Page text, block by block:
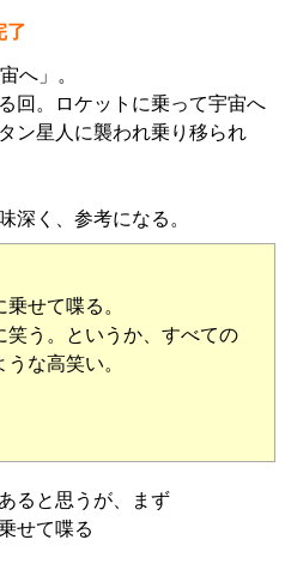
了
へ」。
回。ロケットに乗って宇宙へ
ン星人に襲われ乗り移られ
深く、参考になる。
せて喋る。
笑う。というか、すべての
な高笑い。
ると思うが、まず
せて喋る